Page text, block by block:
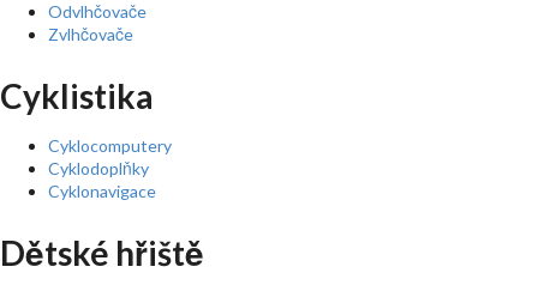
Odvlhčovače
Zvlhčovače
Cyklistika
Cyklocomputery
Cyklodoplňky
Cyklonavigace
Dětské hřiště